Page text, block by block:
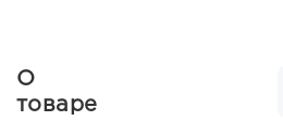
О
товаре